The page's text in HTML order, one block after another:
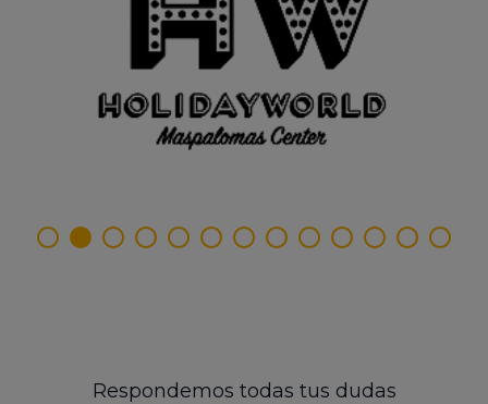
Respondemos todas tus dudas